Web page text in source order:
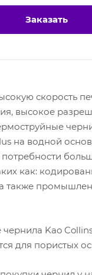
Заказать
скорость
высокое
на водной
как:
также
Kao Collins
для пористых